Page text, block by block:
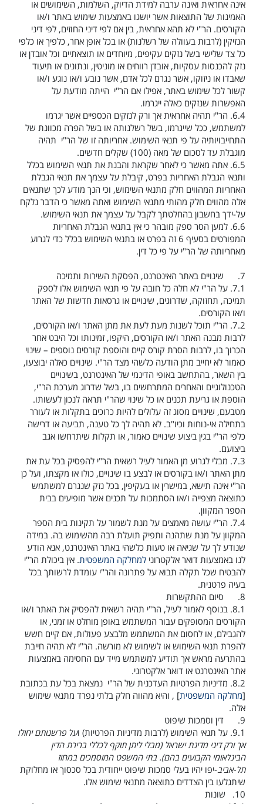
אינה אחראית ואינה ערבה למידת הדיוק, השלמות, השימושים או
האמינות של התוצאות אשר יושגו באמצעות שימוש באתר ו/או
הקורסים. הר"י לא תהא אחראית, בין אם לפי דיני החוזים, לפי דיני
הנזיקין (לרבות בעוולה של רשלנות) או בכל אופן אחר, כלפיך או כלפי
כל צד שלישי בשל נזקים עקיפים, מיוחדים או תוצאתיים וכל אובדן או
נזק להכנסות עסקיות, אובדן רווחים או מוניטין, ונתונים או תיעוד
שאבדו או ניזוקו, אשר נגרם לכל אדם, אשר נובע ו/או נוגע ו/או
קשור לכל שימוש באתר, אפילו אם הר"י הייתה מודעת על
האפשרות שנזקים כאלה ייגרמו.
6.4. הר"י תהיה אחראית אך ורק לנזקים הכספיים אשר יגרמו
למשתמש, ככל שייגרמו, בשל רשלנותה או בשל הפרה מכוונת של
התחייבויותיה על פי תנאי השימוש. אחריותה זו של הר"י תהיה
מוגבלת עד לסכום של מאה (100) שקלים חדשים.
6.5. אתה מאשר כי לאחר שקראת והבנת את תנאי השימוש בכלל
ותנאי הגבלת האחריות בפרט, קיבלת על עצמך את תנאי הגבלת
האחריות המהווים חלק מתנאי השימוש, וכי הנך מודע לכך שתנאים
אלה מהווים חלק מהותי מתנאי השימוש ואתה מאשר כי הדבר נלקח
על-ידך בחשבון בהחלטתך לקבל על עצמך את תנאי השימוש.
6.6. למען הסר ספק מובהר כי אין בתנאי הגבלת האחריות
המפורטים בסעיף 6 זה בפרט או בתנאי השימוש בכלל כדי לגרוע
מאחריותה של הר"י על פי כל דין.
7. שינויים באתר האינטרנט, הפסקת השירות ותמיכה
7.1. על הר"י לא חלה כל חובה על פי תנאי השימוש אלו לספק
תמיכה, תחזוקה, שדרוגים, שינויים או גרסאות חדשות של האתר
ו/או הקורסים.
7.2. הר"י תוכל לשנות מעת לעת את מתן האתר ו/או הקורסים,
לרבות מבנה האתר ו/או הקורסים, היקפו, זמינותו וכל היבט אחר
הכרוך בו, לרבות הסרת קורס קיים והוספת קורסים נוספים – שינוי
כאמור לא יחייב מתן הודעה כלשהי מצד הר"י. שינויים כאלה יבוצעו,
בין השאר, בהתחשב באופי הדינמי של האינטרנט, בשינויים
הטכנולוגיים והאחרים המתרחשים בו, בשל שדרוג מערכת הר"י,
הוספת או גריעת תכנים או כל שינוי שהר"י תראה לנכון לעשותו.
מטבעם, שינויים מסוג זה עלולים להיות כרוכים בתקלות או לעורר
בתחילה אי-נוחות וכיו"ב. לא תהיה לך כל טענה, תביעה או דרישה
כלפי הר"י בגין ביצוע שינויים כאמור, או תקלות שיתרחשו אגב
ביצועם.
7.3. מבלי לגרוע מן האמור לעיל רשאית הר"י להפסיק בכל עת את
מתן האתר ו/או בקורסים או לבצע בו שינויים, כולו או מקצתו, ועל כן
הר"י אינה תישא, במישרין או בעקיפין, בכל נזק שנגרם למשתמש
כתוצאה מצפייה ו/או הסתמכות על תכנים אשר מופיעים בבית
הספר המקוון.
7.4. הר"י עושה מאמצים על מנת לשמור על תקינות בית הספר
המקוון על מנת שתהנה ותפיק תועלת רבה מהשימוש בה. במידה
שנודע לך על שגיאה או טעות כלשהי באתר האינטרנט, אנא הודע
לנו באמצעות דואר אלקטרוני למחלקה המשפטית. אין ביכולת הר"י
להבטיח שכל תקלה תבוא על פתרונה והר"י עומדת לרשותך בכל
בעיה פרטנית.
8.
סיום ההתקשרות
8.1. בנוסף לאמור לעיל, הר"י תהיה רשאית להפסיק את האתר ו/או
הקורסים המסופקים עבור המשתמש באופן מוחלט או זמני, או
להגבילם, או לחסום את המשתמש מלבצע פעולות, אם קיים חשש
להפרת תנאי השימוש או לשימוש לא מורשה. הר"י לא תהיה חייבת
בהתרעה מראש אך תודיע למשתמש מייד עם החסימה באמצעות
אתר האינטרנט או דואר אלקטרוני.
8.2. מדיניות הפרטיות העדכנית של הר"י נמצאת בכל עת בכתובת
[מחלקה המשפטית] , והיא מהווה חלק בלתי נפרד מתנאי שימוש
אלה.
9.
דין וסמכות שיפוט
9.1. על תנאי השימוש (לרבות מדיניות הפרטיות) ועל פרשנותם יחולו
אך ורק דיני מדינת ישראל (מבלי ליתן תוקף לכללי ברירת הדין
הבינלאומי הקבועים בהם). בתי המשפט המוסמכים במחוז
תל-אביב-יפו יהיו בעלי סמכות שיפוט ייחודית בכל סכסוך או מחלוקת
שיתגלעו בין הצדדים כתוצאה מתנאי שימוש אלו.
10.
שונות